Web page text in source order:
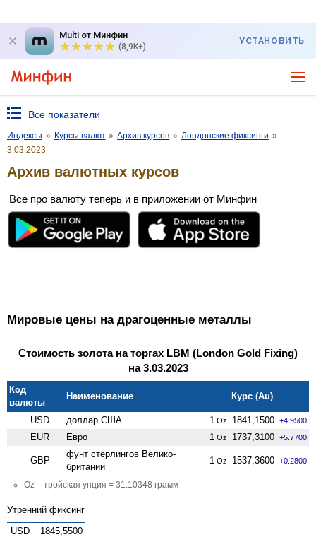
Multi от Минфин
(8,9K+)
УСТАНОВИТЬ
Все показатели
Индексы » Курсы валют » Архив курсов » Лондонские фиксинги »
3.03.2023
Архив валютных курсов
Все про валюту теперь и в приложении от Минфин
Мировые цены на драгоценные металлы
Стоимость золота на торгах LBM (London Gold Fixing)
на 3.03.2023
Код
валюты
Наименование Курс (Au)
USD доллар США 1 Oz 1841,1500 +4.9500
EUR Евро 1 Oz 1737,3100 +5.7700
GBP
фунт стерлингов Велико­
британии
1 Oz 1537,3600 +0.2800
Oz – тройская унция = 31.10348 грамм
Утренний фиксинг
USD
1845,5500